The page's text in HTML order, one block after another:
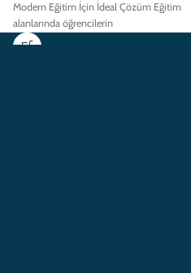
Modern Eğitim İçin İdeal Çözüm Eğitim
alanlarında öğrencilerin